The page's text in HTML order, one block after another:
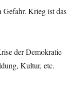
Krieg ist das
der Demokratie
Kultur, etc.